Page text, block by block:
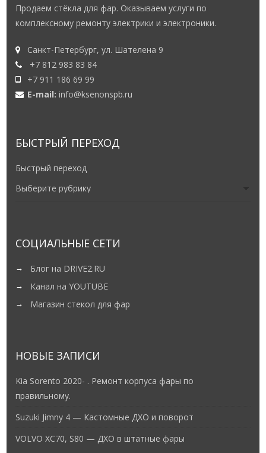
Продаем стёкла для фар. Оказываем услуги по
комплексному ремонту электрики и электроники.
Санкт-Петербург, ул. Шателена 9
+7 812 983 83 84
+7 911 186 69 99
E-mail:info@ksenonspb.ru
БЫСТРЫЙ ПЕРЕХОД
Быстрый переход
СОЦИАЛЬНЫЕ СЕТИ
Блог на DRIVE2.RU
Канал на YOUTUBE
Магазин стекол для фар
НОВЫЕ ЗАПИСИ
Kia Sorento 2020- . Ремонт корпуса фары по
правильному.
Suzuki Jimny 4 — Кастомные ДХО и поворот
VOLVO XC70, S80 — ДХО в штатные фары